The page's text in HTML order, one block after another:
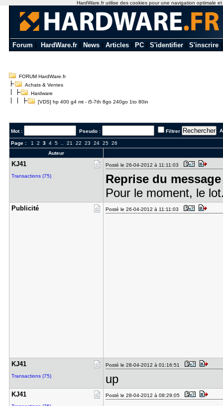
Forum HardWare.fr News Articles PC S'identifier S'inscrire
FORUM HardWare.fr
Achats & Ventes
Hardware
[VDS] hp 400 g4 mt - i5-7th 8go 240go 1to 80in
Mot : Pseudo : Filtrer
Page : 1 2 3 4 5.. 21 22 23 24 25 26
Auteur
KJ41
Transactions (75)
Posté le 26-04-2012 à 11:11:03
Reprise du
Pour le moment, le
Publicité Posté le 26-04-2012 à 11:11:03
KJ41
Transactions (75)
Posté le 28-04-2012 à 01:16:51
up
KJ41 Posté le 28-04-2012 à 08:29:05
HardWare.fr utilise des cookies pour une navigation optimale